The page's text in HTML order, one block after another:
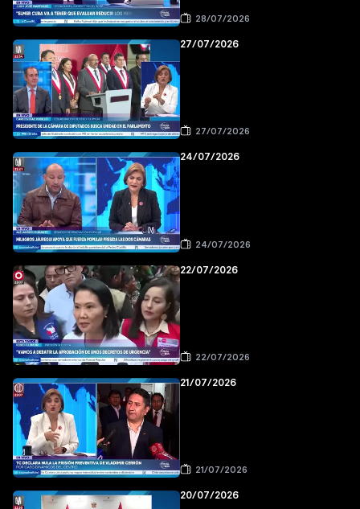
28/07/2026
27/07/2026
27/07/2026
24/07/2026
24/07/2026
22/07/2026
22/07/2026
21/07/2026
21/07/2026
20/07/2026